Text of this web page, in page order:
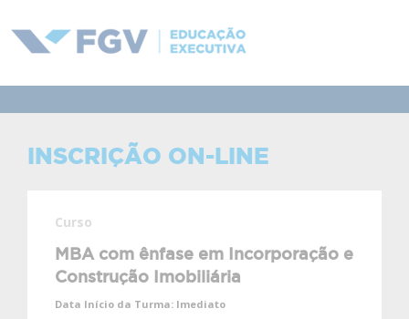
INSCRIÇÃO ON-LINE
Curso
MBA com ênfase em Incorporação e
Construção Imobiliária
Data Início da Turma: Imediato